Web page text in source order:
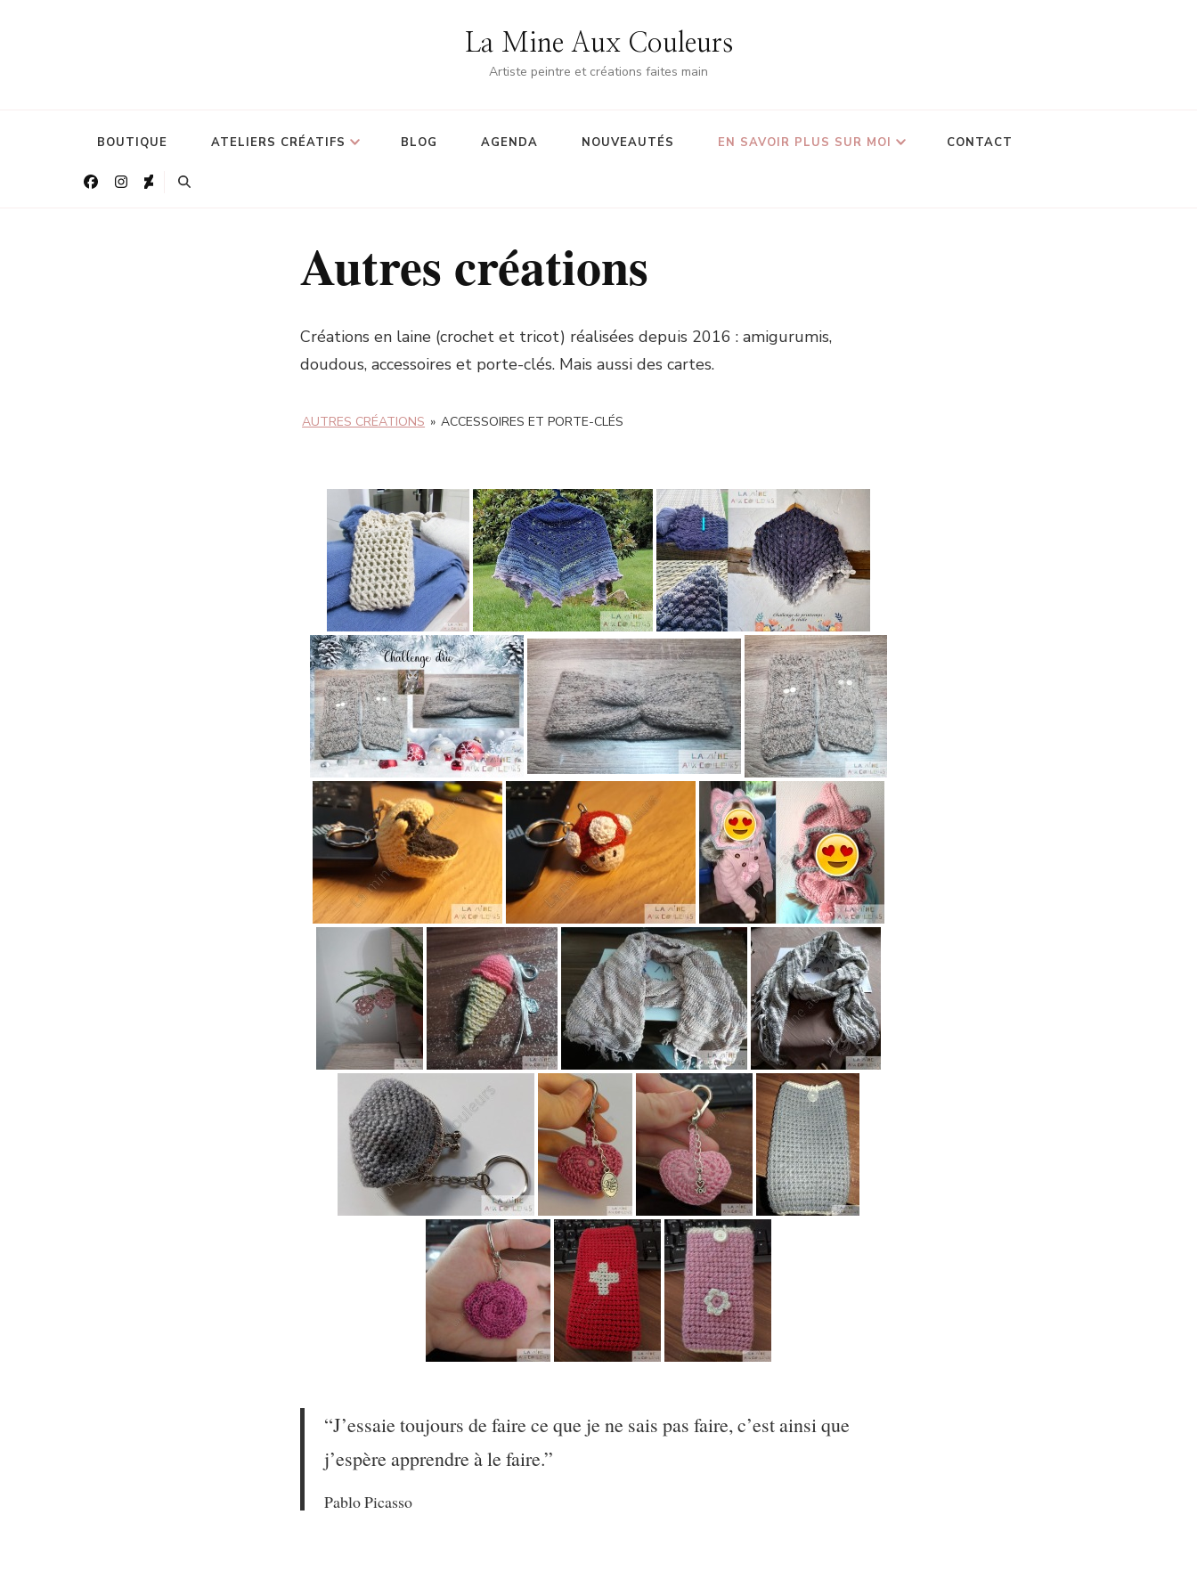
La Mine Aux Couleurs
Artiste peintre et créations faites main
BOUTIQUE ATELIERS CRÉATIFS BLOG AGENDA NOUVEAUTÉS EN SAVOIR PLUS SUR MOI CONTACT
Autres créations
Créations en laine (crochet et tricot) réalisées depuis 2016 : amigurumis,
doudous, accessoires et porte-clés. Mais aussi des cartes.
AUTRES CRÉATIONS » ACCESSOIRES ET PORTE-CLÉS
“J’essaie toujours de faire ce que je ne sais pas faire, c’est ainsi que
j’espère apprendre à le faire.”
Pablo Picasso